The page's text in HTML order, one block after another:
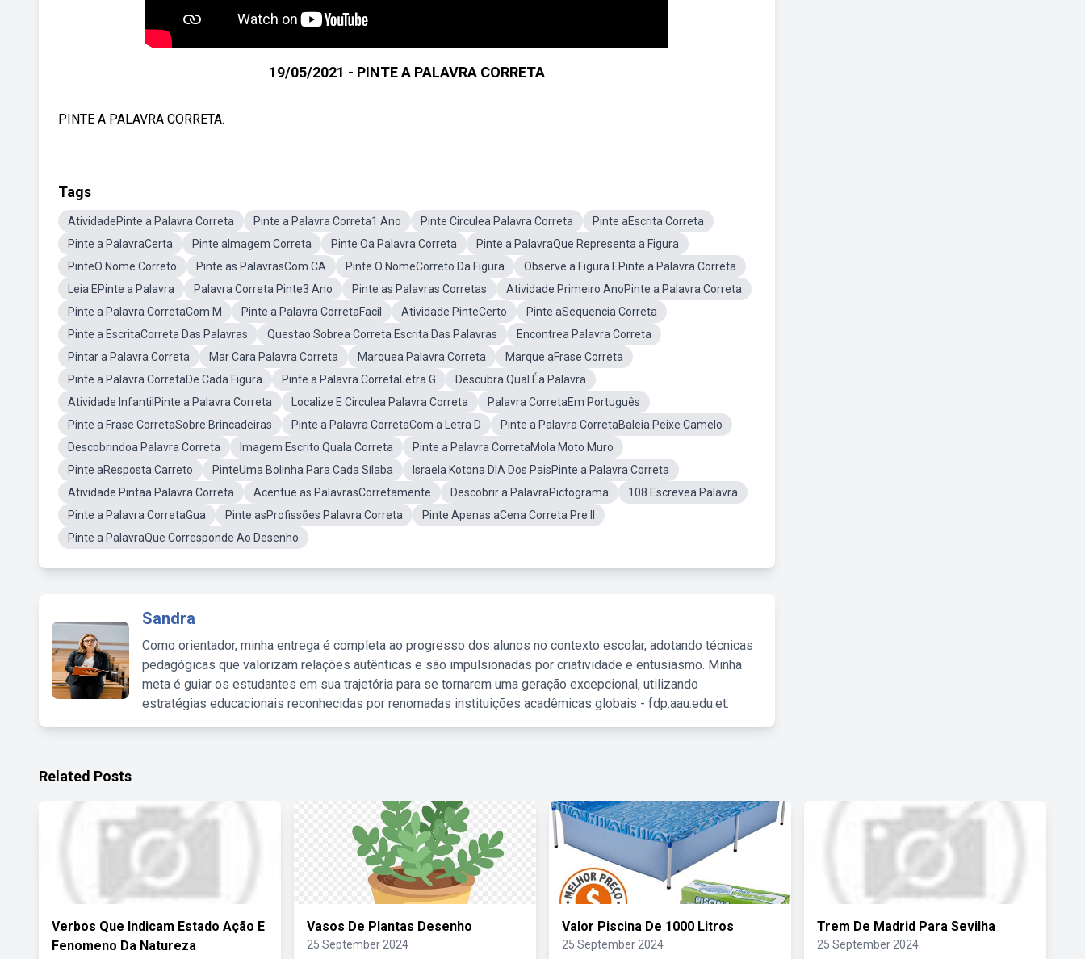
19/05/2021 - PINTE A PALAVRA CORRETA
PINTE A PALAVRA CORRETA.
Tags
AtividadePinte a Palavra Correta Pinte a Palavra Correta1 Ano Pinte Circulea Palavra Correta
Pinte aEscrita Correta
Pinte a PalavraCerta
Pinte aImagem Correta Pinte Oa Palavra Correta
Pinte a PalavraQue Representa a Figura
PinteO Nome Correto
Pinte as PalavrasCom CA Pinte O NomeCorreto Da Figura
Observe a Figura EPinte a Palavra Correta
Leia EPinte a Palavra
Palavra Correta Pinte3 Ano Pinte as Palavras Corretas
Atividade Primeiro AnoPinte a Palavra Correta
Pinte a Palavra CorretaCom M
Pinte a Palavra CorretaFacil Atividade PinteCerto
Pinte aSequencia Correta
Pinte a EscritaCorreta Das Palavras
Questao Sobrea Correta Escrita Das Palavras
Encontrea Palavra Correta
Pintar a Palavra Correta
Mar Cara Palavra Correta Marquea Palavra Correta
Marque aFrase Correta
Pinte a Palavra CorretaDe Cada Figura
Pinte a Palavra CorretaLetra G
Descubra Qual Éa Palavra
Atividade InfantilPinte a Palavra Correta
Localize E Circulea Palavra Correta
Palavra CorretaEm Português
Pinte a Frase CorretaSobre Brincadeiras
Pinte a Palavra CorretaCom a Letra D
Pinte a Palavra CorretaBaleia Peixe Camelo
Descobrindoa Palavra Correta
Imagem Escrito Quala Correta
Pinte a Palavra CorretaMola Moto Muro
Pinte aResposta Carreto
PinteUma Bolinha Para Cada Sílaba
Israela Kotona DIA Dos PaisPinte a Palavra Correta
Atividade Pintaa Palavra Correta
Acentue as PalavrasCorretamente Descobrir a PalavraPictograma
108 Escrevea Palavra
Pinte a Palavra CorretaGua
Pinte asProfissões Palavra Correta
Pinte Apenas aCena Correta Pre II
Pinte a PalavraQue Corresponde Ao Desenho
Sandra
Como orientador, minha entrega é completa ao progresso dos alunos no contexto escolar, adotando técnicas
pedagógicas que valorizam relações autênticas e são impulsionadas por criatividade e entusiasmo. Minha
meta é guiar os estudantes em sua trajetória para se tornarem uma geração excepcional, utilizando
estratégias educacionais reconhecidas por renomadas instituições acadêmicas globais - fdp.aau.edu.et.
Related Posts
Verbos Que Indicam Estado Ação E
Fenomeno Da Natureza
Vasos De Plantas Desenho
25 September 2024
Valor Piscina De 1000 Litros
25 September 2024
Trem De Madrid Para Sevilha
25 September 2024